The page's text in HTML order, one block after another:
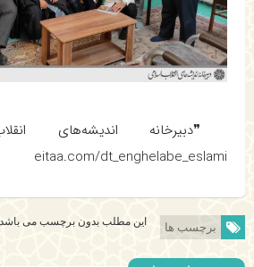
❞دبیرخانه اندیشه‌های
eitaa.com/dt_enghelabe_eslami
برچسب ها این مطلب بدون برچسب می